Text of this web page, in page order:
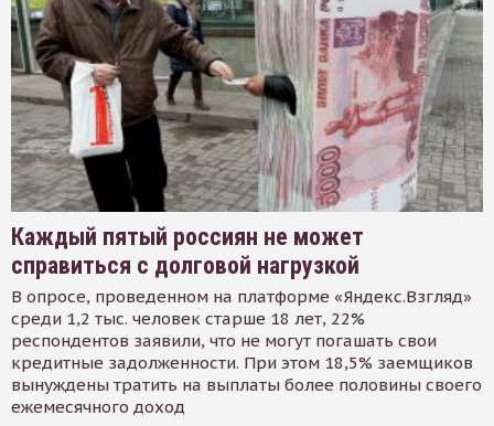
Каждый пятый россиян не может
справиться с долговой нагрузкой
В опросе, проведенном на платформе «Яндекс.Взгляд»
среди 1,2 тыс. человек старше 18 лет, 22%
респондентов заявили, что не могут погашать свои
кредитные задолженности. При этом 18,5% заемщиков
вынуждены тратить на выплаты более половины своего
ежемесячного доход